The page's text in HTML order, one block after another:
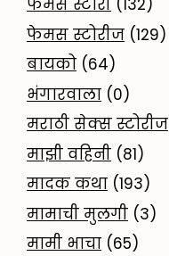
फेमस स्टोरी (132)
फेमस स्टोरीज (129)
बायको (64)
भंगारवाला (0)
मराठी सेक्स स्टोरीज
माझी वहिनी (81)
मादक कथा (193)
मामाची मुलगी (3)
मामी भाचा (65)